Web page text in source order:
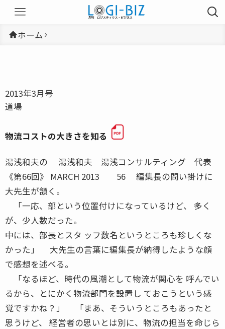
ホーム
2013年3月号
道場
物流コストの大きさを知る
湯浅和夫の 湯浅和夫 湯浅コンサルティング 代表
《第66回》 MARCH 2013 56 編集長の問い掛けに
大先生が頷く。
「一応、部という位置付けになっているけど、 多く
が、少人数だった。
中には、部長とスタ ッフ数名というところも珍しくな
かった」 大先生の言葉に編集長が納得したような顔
で感想を述べる。
「なるほど、時代の風潮として物流が関心を 呼んでい
るから、とにかく物流部門を設置し ておこうという感
覚ですかね？」 「まあ、そういうところもあったと
思うけど、 経営者の思いとは別に、物流の担当を命じら